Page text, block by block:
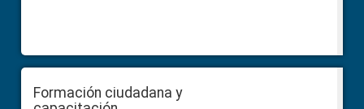
Formación ciudadana y